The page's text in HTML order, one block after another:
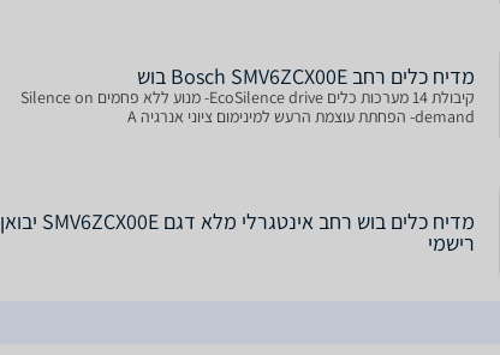
מדיח כלים ‏רחב Bosch SMV6ZCX00E בוש
קיבולת 14 מערכות כלים EcoSilence drive- מנוע ללא פחמים Silence on
demand- הפחתת עוצמת הרעש למינימום ציוני אנרגיה A
מדיח כלים בוש רחב אינטגרלי מלא דגם SMV6ZCX00E יבואן
רישמי